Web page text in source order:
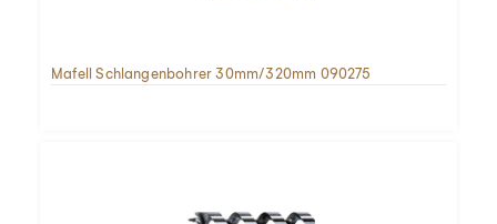
Mafell Schlangenbohrer 30mm/320mm 090275